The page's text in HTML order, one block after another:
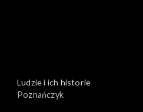
Ludzie i ich historie
Poznańczyk